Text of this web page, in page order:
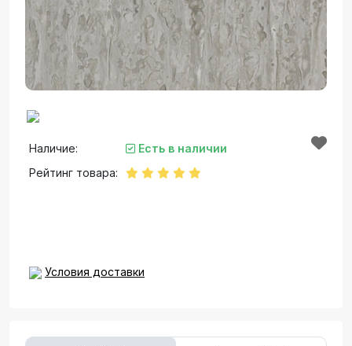
Наличие:
Есть в наличии
Рейтинг товара:
Условия доставки